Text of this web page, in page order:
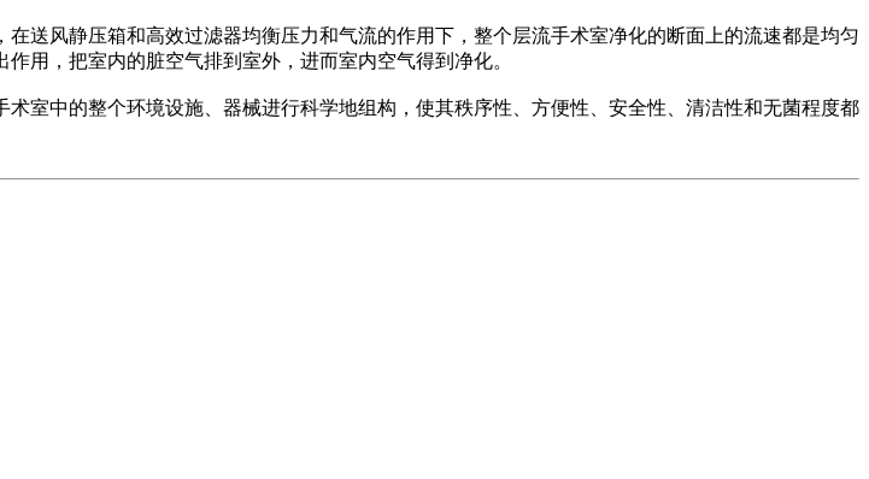
风静压箱和高效过滤器均衡压力和气流的作用下，整个层流手术室净化的断面上的流速都是均匀
用，把室内的脏空气排到室外，进而室内空气得到净化。
中的整个环境设施、器械进行科学地组构，使其秩序性、方便性、安全性、清洁性和无菌程度都